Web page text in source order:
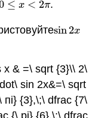
≤ x < 2π
≤x <2π .
sin2x
sin 2x
x & =\ sqrt {3}\\ 2\
sin 2x&=\ sqrt
{3},\;\ dfrac {7\
{\ pi} {6},\;\ dfrac